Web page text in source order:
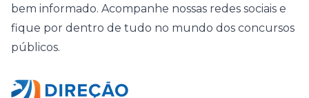
bem informado. Acompanhe nossas redes sociais e
fique por dentro de tudo no mundo dos concursos
públicos.